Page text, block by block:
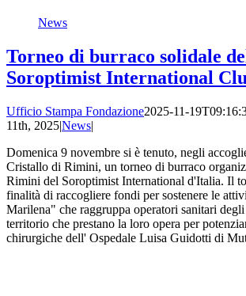
News
Torneo di burraco solidale
Soroptimist International
Ufficio Stampa Fondazione2025-11-
11th, 2025|News|
Domenica 9 novembre si è tenuto, negli
Cristallo di Rimini, un torneo di burraco
Rimini del Soroptimist International d'Italia. Il
finalità di raccogliere fondi per sostenere le
Marilena" che raggruppa operatori sanitari
territorio che prestano la loro opera per
chirurgiche dell' Ospedale Luisa Guidotti di